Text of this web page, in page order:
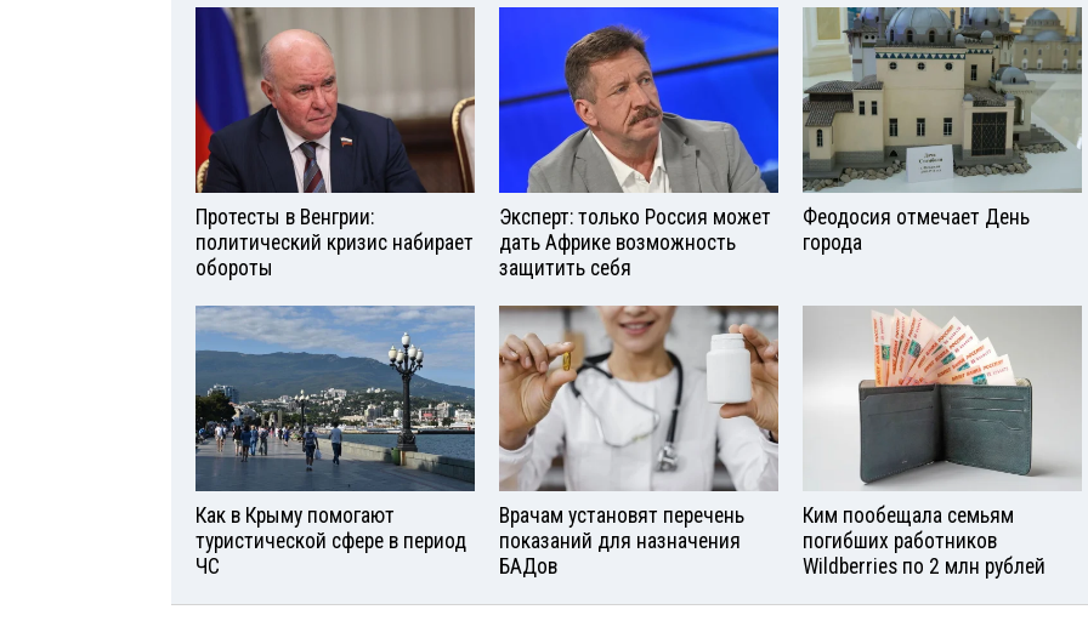
Протесты в Венгрии:
политический кризис набирает
обороты
Эксперт: только Россия может
дать Африке возможность
защитить себя
Феодосия отмечает День
города
Как в Крыму помогают
туристической сфере в период
ЧС
Врачам установят перечень
показаний для назначения
БАДов
Ким пообещала семьям
погибших работников
Wildberries по 2 млн рублей